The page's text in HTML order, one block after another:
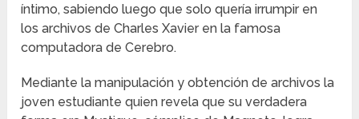
íntimo, sabiendo luego que solo quería irrumpir en
los archivos de Charles Xavier en la famosa
computadora de Cerebro.
Mediante la manipulación y obtención de archivos la
joven estudiante quien revela que su verdadera